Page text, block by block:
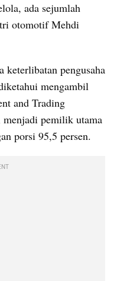
ada sejumlah
otomotif Mehdi
keterlibatan pengusaha
mengambil
and Trading
pemilik utama
porsi 95,5 persen.